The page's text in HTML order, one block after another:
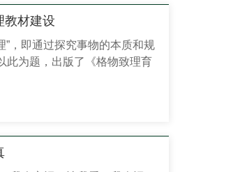
教材建设
”，即通过探究事物的本质和规
此为题，出版了《格物致理育
师生涯中对问题的研究和探